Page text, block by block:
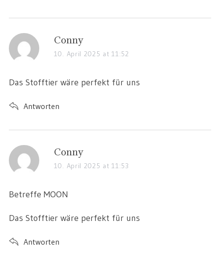
Conny
10. April 2025 at 11:52
Das Stofftier wäre perfekt für uns
Antworten
Conny
10. April 2025 at 11:53
Betreffe MOON
Das Stofftier wäre perfekt für uns
Antworten